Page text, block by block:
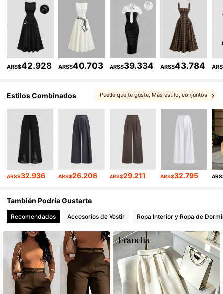
4,86 1.5M Seguidores
1.5M Seguidores
4,86 1.5M Seguidores
1.5M Seguidores
ARS$42.928 ARS$40.703 ARS$39.334 ARS$43.784
Estilos Combinados Puede que te guste, Más estilo, conjuntos
ARS$32.936 ARS$26.206 ARS$29.211 ARS$32.795
También Podría Gustarte
Recomendados Accesorios de Vestir Ropa Interior y Ropa de